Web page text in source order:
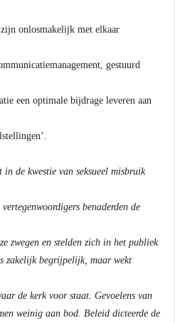
onlosmakelijk met elkaar
gestuurd
een optimale bijdrage leveren aan
de kwestie van seksueel misbruik
benaderden de
zwegen en stelden zich in het publiek
zakelijk begrijpelijk, maar wekt
de kerk voor staat. Gevoelens van
weinig aan bod. Beleid dicteerde de